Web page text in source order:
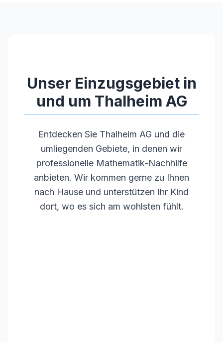
Unser Einzugsgebiet in
und um Thalheim AG
Entdecken Sie Thalheim AG und die
umliegenden Gebiete, in denen wir
professionelle Mathematik-Nachhilfe
anbieten. Wir kommen gerne zu Ihnen
nach Hause und unterstützen Ihr Kind
dort, wo es sich am wohlsten fühlt.